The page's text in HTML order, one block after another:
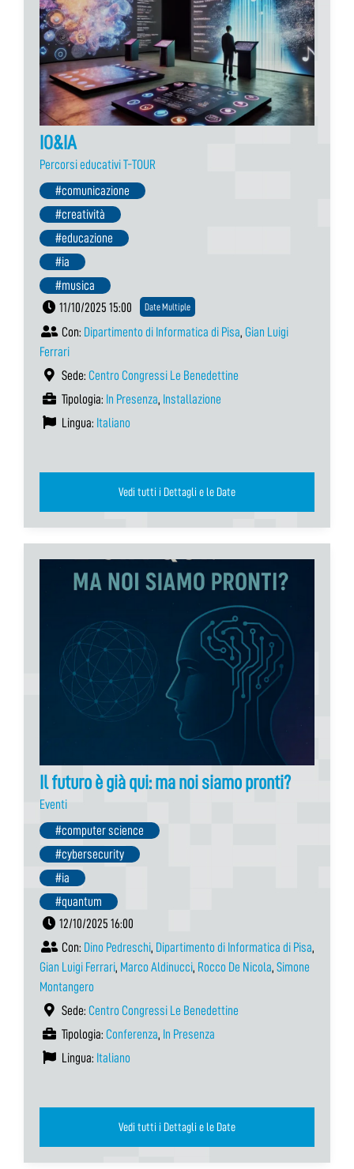
IO&IA
Percorsi educativi T-TOUR
#comunicazione
#creatività
#educazione
#ia
#musica
11/10/2025 15:00
Date Multiple
Con: Dipartimento di Informatica di Pisa, Gian Luigi
Ferrari
Sede: Centro Congressi Le Benedettine
Tipologia: In Presenza, Installazione
Lingua: Italiano
Vedi tutti i Dettagli e le Date
Il futuro è già qui: ma noi siamo pronti?
Eventi
#computer science
#cybersecurity
#ia
#quantum
12/10/2025 16:00
Con: Dino Pedreschi, Dipartimento di Informatica di Pisa,
Gian Luigi Ferrari, Marco Aldinucci, Rocco De Nicola, Simone
Montangero
Sede: Centro Congressi Le Benedettine
Tipologia: Conferenza, In Presenza
Lingua: Italiano
Vedi tutti i Dettagli e le Date